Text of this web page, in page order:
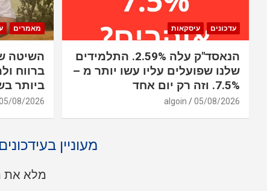
עדכונים עיסקאות
הנאסד"ק עלה 2.59%. התלמידים
שלנו שפועלים עליו עשו יותר מ –
7.5%. וזה רק יום אחד
05/08/2026
algoin
מאמרים
השיטה
ברווח
ביותר
08/2026
מעוניין
מלא את